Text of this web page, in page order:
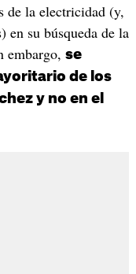
de la electricidad (y,
en su búsqueda de la
embargo, se
de los
y no en el